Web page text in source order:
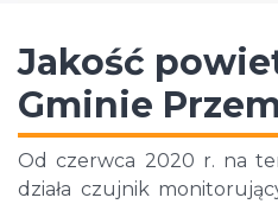
Jakość
Gminie
Od czerwca 2020 r. na
działa czujnik